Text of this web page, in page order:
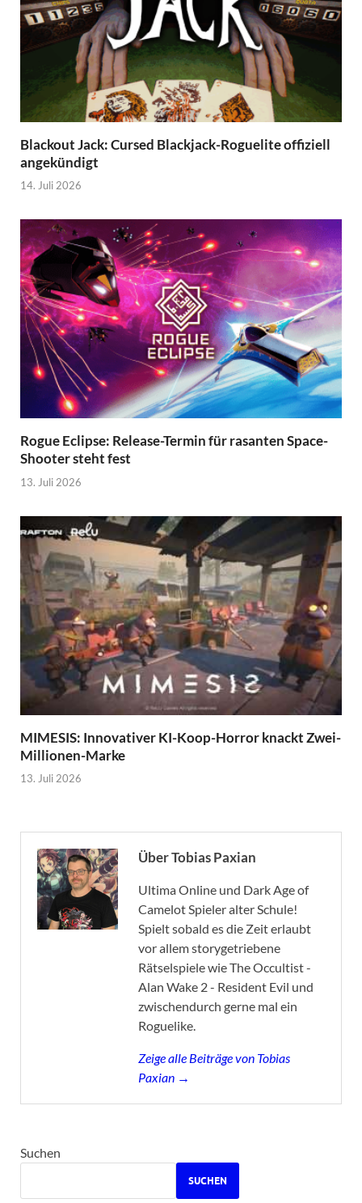
Blackout Jack: Cursed Blackjack-Roguelite offiziell
angekündigt
14. Juli 2026
Rogue Eclipse: Release-Termin für rasanten Space-
Shooter steht fest
13. Juli 2026
MIMESIS: Innovativer KI-Koop-Horror knackt Zwei-
Millionen-Marke
13. Juli 2026
Über Tobias Paxian
Ultima Online und Dark Age of
Camelot Spieler alter Schule!
Spielt sobald es die Zeit erlaubt
vor allem storygetriebene
Rätselspiele wie The Occultist -
Alan Wake 2 - Resident Evil und
zwischendurch gerne mal ein
Roguelike.
Zeige alle Beiträge von Tobias
Paxian →
Suchen
SUCHEN